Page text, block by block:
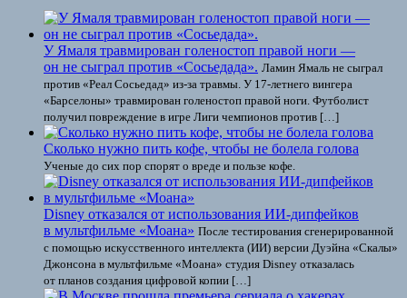
У Ямаля травмирован голеностоп правой ноги —
он не сыграл против «Сосьедада». Ламин Ямаль не сыграл
против «Реал Сосьедад» из-за травмы. У 17-летнего вингера
«Барселоны» травмирован голеностоп правой ноги. Футболист
получил повреждение в игре Лиги чемпионов против […]
Сколько нужно пить кофе, чтобы не болела голова
Ученые до сих пор спорят о вреде и пользе кофе.
Disney отказался от использования ИИ-дипфейков
в мультфильме «Моана» После тестирования сгенерированной
с помощью искусственного интеллекта (ИИ) версии Дуэйна «Скалы»
Джонсона в мультфильме «Моана» студия Disney отказалась
от планов создания цифровой копии […]